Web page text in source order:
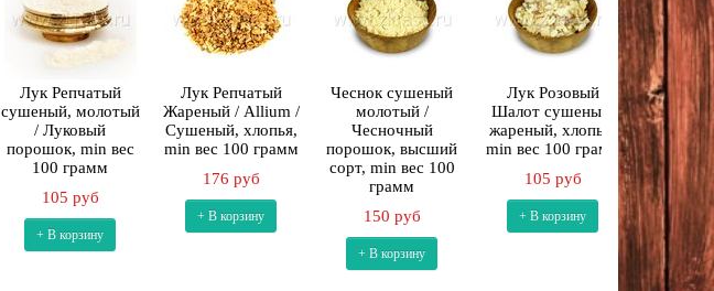
Лук Репчатый
сушеный, молотый
/ Луковый
порошок, min вес
100 грамм
105 руб
+ В корзину
Лук Репчатый
Жареный / Allium /
Cушеный, хлопья,
min вес 100 грамм
176 руб
+ В корзину
Чеснок сушеный
молотый /
Чесночный
порошок, высший
сорт, min вес 100
грамм
150 руб
+ В корзину
Лук Розовый
Шалот сушеный,
жареный, хлопья,
min вес 100 грамм
105 руб
+ В корзину
Смесь
сорт,
+ В